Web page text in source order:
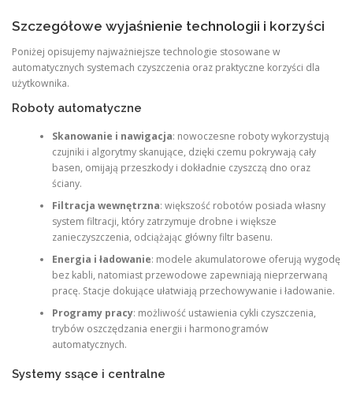
Szczegółowe wyjaśnienie technologii i korzyści
Poniżej opisujemy najważniejsze technologie stosowane w
automatycznych systemach czyszczenia oraz praktyczne korzyści dla
użytkownika.
Roboty automatyczne
Skanowanie i nawigacja: nowoczesne roboty wykorzystują
czujniki i algorytmy skanujące, dzięki czemu pokrywają cały
basen, omijają przeszkody i dokładnie czyszczą dno oraz
ściany.
Filtracja wewnętrzna: większość robotów posiada własny
system filtracji, który zatrzymuje drobne i większe
zanieczyszczenia, odciążając główny filtr basenu.
Energia i ładowanie: modele akumulatorowe oferują wygodę
bez kabli, natomiast przewodowe zapewniają nieprzerwaną
pracę. Stacje dokujące ułatwiają przechowywanie i ładowanie.
Programy pracy: możliwość ustawienia cykli czyszczenia,
trybów oszczędzania energii i harmonogramów
automatycznych.
Systemy ssące i centralne